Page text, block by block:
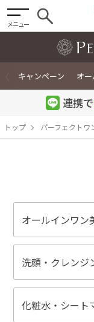
メニュー
キャンペーン オ
連携で
トップ パーフェクトワ
オールインワン
洗顔・クレンジ
化粧水・シート